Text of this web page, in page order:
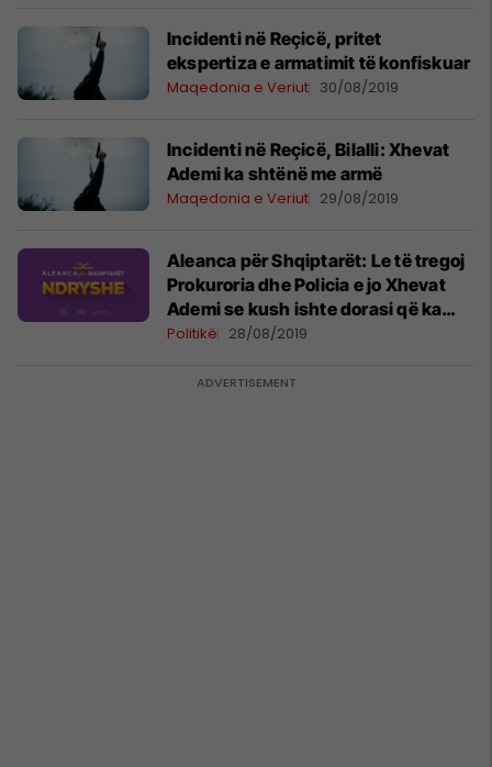
Incidenti në Reçicë, pritet
ekspertiza e armatimit të konfiskuar
Maqedonia e Veriut 30/08/2019
Incidenti në Reçicë, Bilalli: Xhevat
Ademi ka shtënë me armë
Maqedonia e Veriut 29/08/2019
Aleanca për Shqiptarët: Le të tregoj
Prokuroria dhe Policia e jo Xhevat
Ademi se kush ishte dorasi që ka
plagosur dy të rinjtë në dasëm
Politikë 28/08/2019